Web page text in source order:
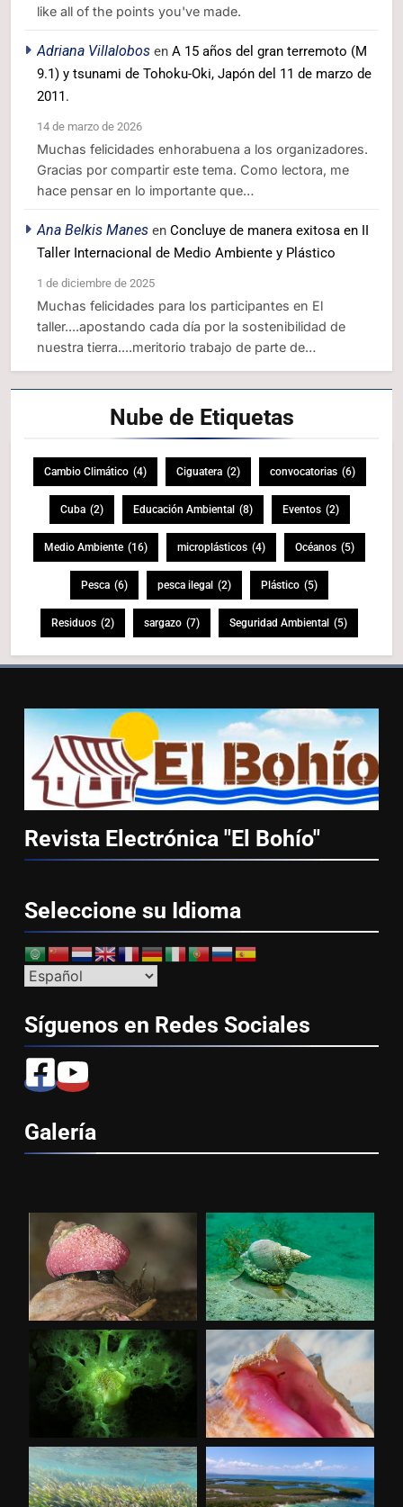
like all of the points you've made.
Adriana Villalobos en A 15 años del gran terremoto (M
9.1) y tsunami de Tohoku-Oki, Japón del 11 de marzo de
2011.
14 de marzo de 2026
Muchas felicidades enhorabuena a los organizadores.
Gracias por compartir este tema. Como lectora, me
hace pensar en lo importante que…
Ana Belkis Manes en Concluye de manera exitosa en II
Taller Internacional de Medio Ambiente y Plástico
1 de diciembre de 2025
Muchas felicidades para los participantes en El
taller....apostando cada día por la sostenibilidad de
nuestra tierra....meritorio trabajo de parte de…
Nube de Etiquetas
Cambio Climático (4) Ciguatera (2) convocatorias (6)
Cuba (2) Educación Ambiental (8) Eventos (2)
Medio Ambiente (16) microplásticos (4) Océanos (5)
Pesca (6) pesca ilegal (2) Plástico (5)
Residuos (2) sargazo (7) Seguridad Ambiental (5)
Revista Electrónica "El Bohío"
Seleccione su Idioma
Síguenos en Redes Sociales
Galería